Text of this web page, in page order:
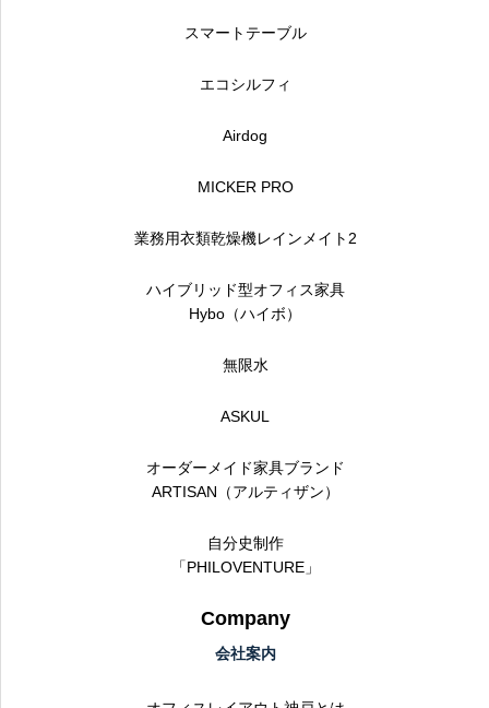
スマートテーブル
エコシルフィ
Airdog
MICKER PRO
業務用衣類乾燥機レインメイト2
ハイブリッド型オフィス家具
Hybo（ハイボ）
無限水
ASKUL
オーダーメイド家具ブランド
ARTISAN（アルティザン）
自分史制作
「PHILOVENTURE」
Company
会社案内